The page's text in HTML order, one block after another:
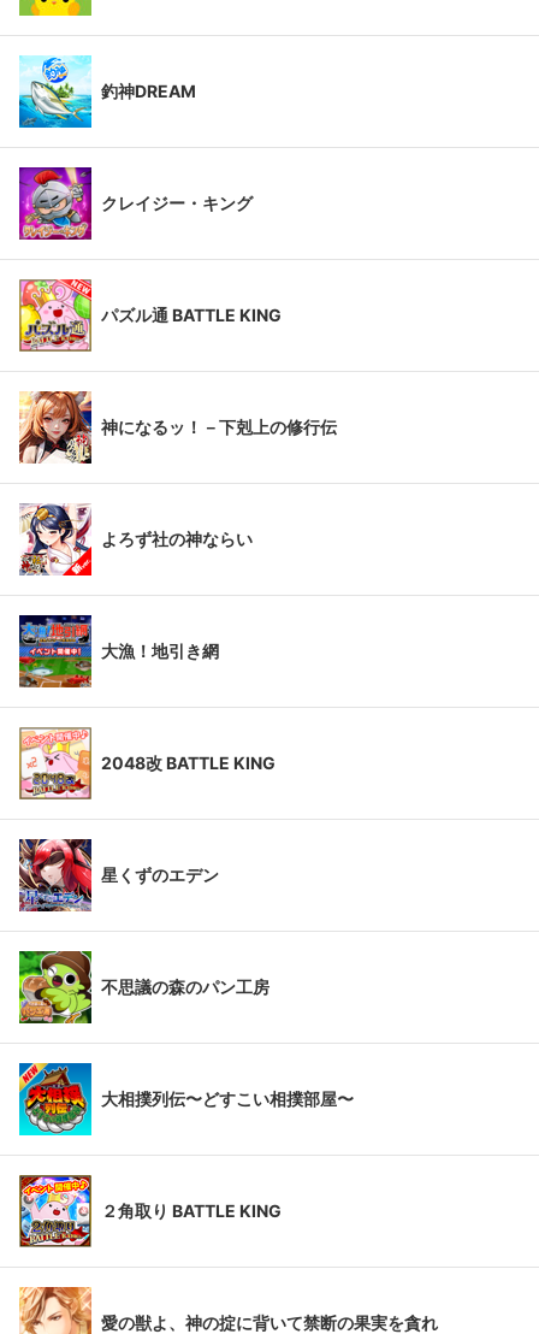
釣神DREAM
クレイジー・キング
パズル通 BATTLE KING
神になるッ！－下剋上の修行伝
よろず社の神ならい
大漁！地引き網
2048改 BATTLE KING
星くずのエデン
不思議の森のパン工房
大相撲列伝〜どすこい相撲部屋〜
２角取り BATTLE KING
愛の獣よ、神の掟に背いて禁断の果実を貪れ